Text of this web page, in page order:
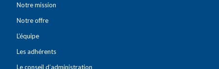
Notre mission
Notre offre
L’équipe
Les adhérents
Le conseil d’administration